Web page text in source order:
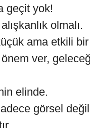
geçit yok!
olmalı.
ama etkili bir
ver,
elinde.
görsel